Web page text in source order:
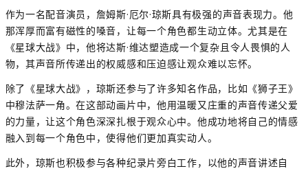
作为一名配音演员，詹姆斯·厄尔·琼斯具有极强的声音表现力。他
那浑厚而富有磁性的嗓音，让每一个角色都生动立体。尤其是在
《星球大战》中，他将达斯·维达塑造成一个复杂且令人畏惧的人
物，其声音所传递出的权威感和压迫感让观众难以忘怀。
除了《星球大战》，琼斯还参与了许多知名作品，比如《狮子王》
中穆法萨一角。在这部动画片中，他用温暖又庄重的声音传递父爱
的力量，让这个角色深深扎根于观众心中。他成功地将自己的情感
融入到每一个角色中，使得他们更加真实动人。
此外，琼斯也积极参与各种纪录片旁白工作，以他的声音讲述自